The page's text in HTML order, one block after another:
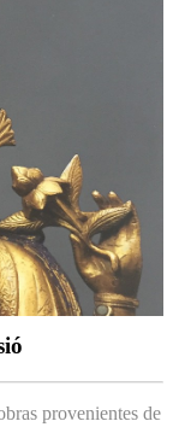
provenientes de